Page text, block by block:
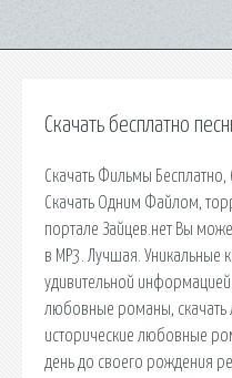
Скачать бесплатно
Скачать Фильмы
Скачать Одним Файлом,
портале Зайцев.нет Вы
в MP3. Лучшая. Уникальные
удивительной
любовные романы,
исторические любовные
день до своего рождения